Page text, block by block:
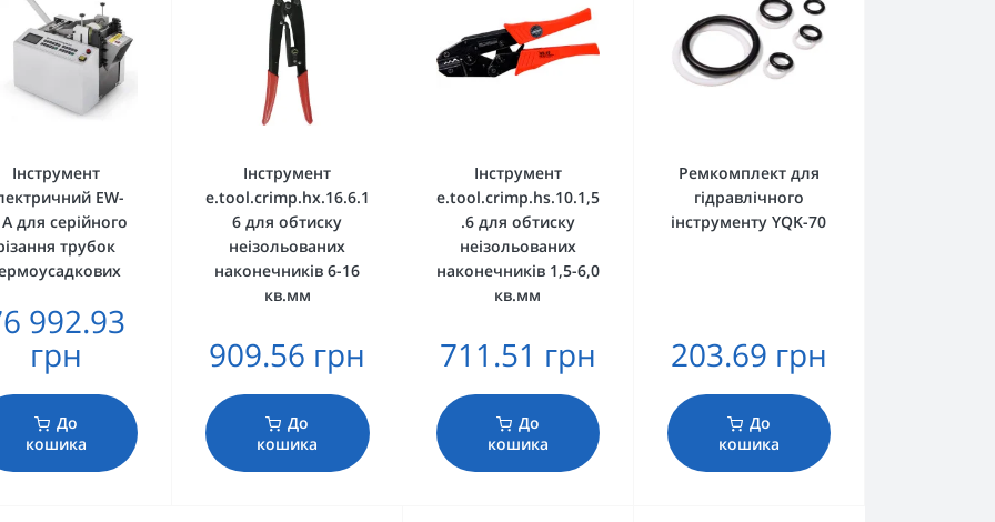
Інструмент
EW-
для серійного
трубок
992.93
грн
До
кошика
Інструмент
e.tool.crimp.hx.16.6.1
6 для обтиску
неізольованих
наконечників 6-16
кв.мм
909.56 грн
До
кошика
Інструмент
e.tool.crimp.hs.10.1,5
.6 для обтиску
неізольованих
наконечників 1,5-6,0
кв.мм
711.51 грн
До
кошика
Ремкомплект для
гідравлічного
інструменту YQK-70
203.69 грн
До
кошика